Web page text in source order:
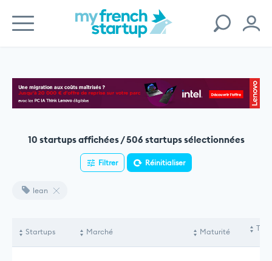
10 startups affichées / 506 startups sélectionnées
Filtrer Réinitialiser
lean
Startups Marché Maturité